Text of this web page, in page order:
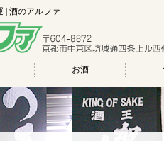
酒のアルファ
お酒